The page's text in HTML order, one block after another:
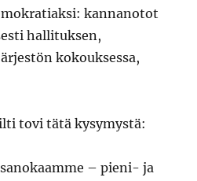
kannanotot
hallituksen,
kokouksessa,
tovi tätä kysymystä:
– pieni- ja